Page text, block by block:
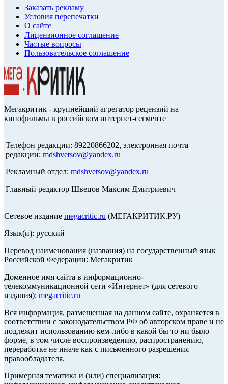
Заказать рекламу
Условия перепечатки
О сайте
Лицензионное соглашение
Частые вопросы
Пользовательское соглашение
Мегакритик - крупнейший агрегатор рецензий на
кинофильмы в российском интернет-сегменте
Телефон редакции: 89220866202, электронная почта
редакции: mdshvetsov@yandex.ru
Рекламный отдел: mdshvetsov@yandex.ru
Главный редактор Швецов Максим Дмитриевич
Сетевое издание megacritic.ru (МЕГАКРИТИК.РУ)
Язык(и): русский
Перевод наименования (названия) на государственный язык
Российской Федерации: Мегакритик
Доменное имя сайта в информационно-
телекоммуникационной сети «Интернет» (для сетевого
издания): megacritic.ru
Вся информация, размещенная на данном сайте, охраняется в
соответствии с законодательством РФ об авторском праве и не
подлежит использованию кем-либо в какой бы то ни было
форме, в том числе воспроизведению, распространению,
переработке не иначе как с письменного разрешения
правообладателя.
Примерная тематика и (или) специализация: